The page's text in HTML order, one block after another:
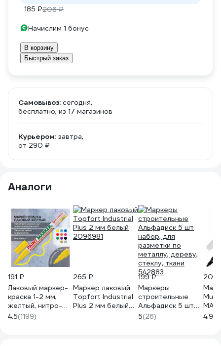
185 ₽206 ₽
Начислим 1 бонус
В корзину
Быстрый заказ
Самовывоз: сегодня,
бесплатно, из 17 магазинов
Курьером: завтра,
от 290 ₽
Аналоги
191 ₽
Лаковый маркер-
краска 1-2 мм,
желтый, нитро-
основа,
алюминиевый
4.5(1199)
265 ₽
Маркер лаковый
Topfort Industrial
Plus 2 мм белый
199 ₽
Маркеры
строительные
Альфадиск 5 шт
набор, для
разметки по
5(26)
200
4.9